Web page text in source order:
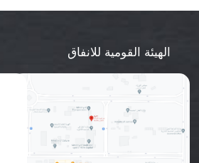
الهيئة القومية للانفاق